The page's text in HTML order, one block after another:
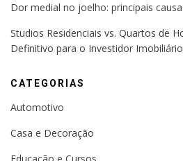
Dor medial no joelho: principais
Studios Residenciais vs. Quartos de
Definitivo para o Investidor
CATEGORIAS
Automotivo
Casa e Decoração